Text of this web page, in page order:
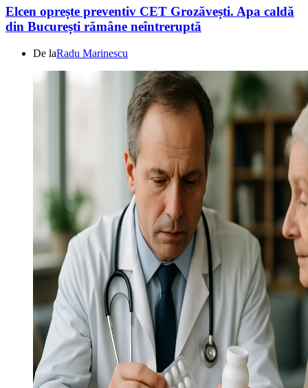
Elcen oprește preventiv CET Grozăvești. Apa caldă
din București rămâne neîntreruptă
De laRadu Marinescu